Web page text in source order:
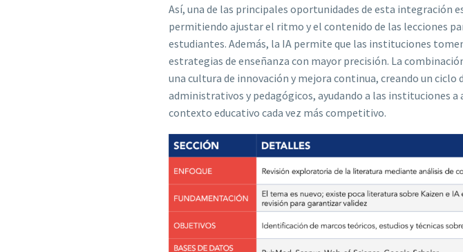
Así, una de las principales oportunidades de esta integración
permitiendo ajustar el ritmo y el contenido de las lecciones
estudiantes. Además, la IA permite que las instituciones
estrategias de enseñanza con mayor precisión. La
una cultura de innovación y mejora continua, creando un
administrativos y pedagógicos, ayudando a las instituciones
contexto educativo cada vez más competitivo.